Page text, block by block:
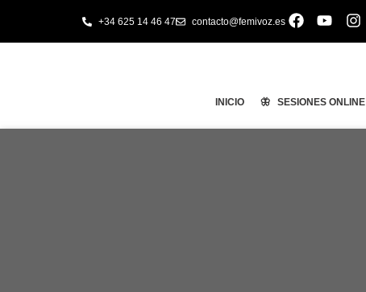
+34 625 14 46 47 contacto@femivoz.es
INICIO 🦋 SESIONES ONLINE